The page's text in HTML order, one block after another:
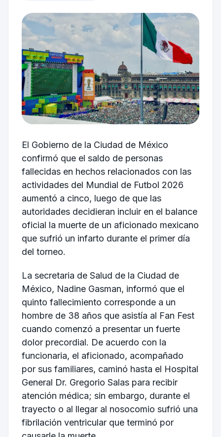
El Gobierno de la Ciudad de México
confirmó que el saldo de personas
fallecidas en hechos relacionados con las
actividades del Mundial de Futbol 2026
aumentó a cinco, luego de que las
autoridades decidieran incluir en el balance
oficial la muerte de un aficionado mexicano
que sufrió un infarto durante el primer día
del torneo.
La secretaria de Salud de la Ciudad de
México, Nadine Gasman, informó que el
quinto fallecimiento corresponde a un
hombre de 38 años que asistía al Fan Fest
cuando comenzó a presentar un fuerte
dolor precordial. De acuerdo con la
funcionaria, el aficionado, acompañado
por sus familiares, caminó hasta el Hospital
General Dr. Gregorio Salas para recibir
atención médica; sin embargo, durante el
trayecto o al llegar al nosocomio sufrió una
fibrilación ventricular que terminó por